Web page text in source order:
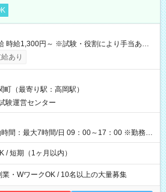
り
昇給あり 【即給（前払い）オプションあ
場合、勤務から1週間ほどで給与の一部を受け
試験 8:30～17:30（休憩1時間） 時給1,300円
円＋交通費 ※当日の役割により時給＋100
家試験 7:00～13:30（休憩なし） 時給1,300
）×6時間＝日収8,400円＋交通費 【試用期
あり
（最寄り駅：高岡駅）
験運営センター
時間：最大7時間/日 09：00～17：00 ※勤務時
異なります。
/ 短期（1ヶ月以内）
業・WワークOK / 10名以上の大量募集